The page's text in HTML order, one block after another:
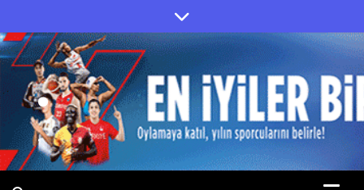
to
content
.
.